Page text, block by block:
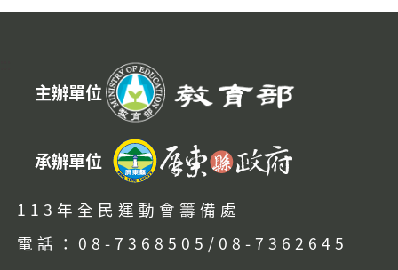
主辦單位
承辦單位
113年全民運動會籌備處
電話：08-7368505/08-7362645